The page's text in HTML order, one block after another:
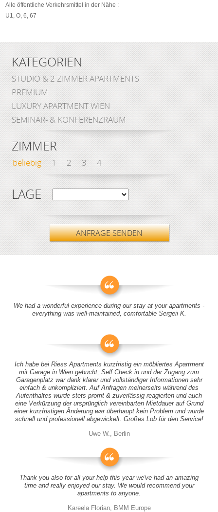
Alle öffentliche Verkehrsmittel in der Nähe :
U1, O, 6, 67
KATEGORIEN
STUDIO & 2 ZIMMER APARTMENTS
PREMIUM
LUXURY APARTMENT WIEN
SEMINAR- & KONFERENZRAUM
ZIMMER
beliebig 1 2 3 4
LAGE
ANFRAGE SENDEN
We had a wonderful experience during our stay at your apartments -
everything was well-maintained, comfortable Sergeii K.
Ich habe bei Riess Apartments kurzfristig ein möbliertes Apartment
mit Garage in Wien gebucht, Self Check in und der Zugang zum
Garagenplatz war dank klarer und vollständiger Informationen sehr
einfach & unkompliziert. Auf Anfragen meinerseits während des
Aufenthaltes wurde stets promt & zuverlässig reagierten und auch
eine Verkürzung der ursprünglich vereinbarten Mietdauer auf Grund
einer kurzfristigen Änderung war überhaupt kein Problem und wurde
schnell und professionell abgewickelt. Großes Lob für den Service!
Uwe W., Berlin
Thank you also for all your help this year we've had an amazing
time and really enjoyed our stay. We would recommend your
apartments to anyone.
Kareela Florian, BMM Europe